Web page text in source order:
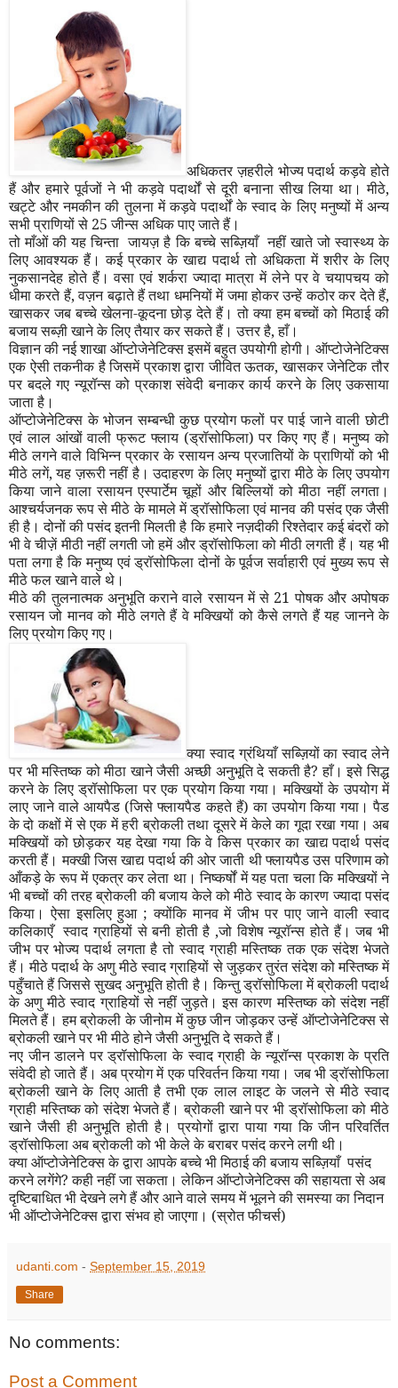
अधिकतरज़हरीले भोज्य पदार्थ कड़वे होते
हैं और हमारे पूर्वजों ने भी कड़वे पदार्थों से दूरी बनाना सीख लिया था। मीठे,
खट्टे और नमकीन की तुलना में कड़वे पदार्थों के स्वाद के लिए मनुष्यों में अन्य
सभी प्राणियों से 25जीन्स अधिक पाए जाते हैं।
तोमाँओं की यह चिन्ता जायज़ है कि बच्चे सब्ज़ियाँ नहीं खाते जो स्वास्थ्य के
लिए आवश्यक हैं। कई प्रकार के खाद्य पदार्थ तो अधिकता में शरीर के लिए
नुकसानदेह होते हैं। वसा एवं शर्करा ज्यादा मात्रा में लेने पर वे चयापचय को
धीमा करते हैं,वज़न बढ़ाते हैं तथा धमनियों में जमा होकर उन्हें कठोर कर देते हैं,
खासकर जब बच्चे खेलना-कूदना छोड़ देते हैं। तो क्या हम बच्चों को मिठाई की
बजाय सब्ज़ी खाने के लिए तैयार कर सकते हैं। उत्तर है,हाँ।
विज्ञान की नई शाखा ऑप्टोजेनेटिक्स इसमें बहुत उपयोगी होगी। ऑप्टोजेनेटिक्स
एक ऐसी तकनीक है जिसमें प्रकाश द्वारा जीवित ऊतक,खासकर जेनेटिक तौर
पर बदले गए न्यूरॉन्स को प्रकाश संवेदी बनाकर कार्य करने के लिए उकसाया
जाता है।
ऑप्टोजेनेटिक्स के भोजन सम्बन्धीकुछ प्रयोग फलों पर पाई जाने वाली छोटी
एवं लाल आंखों वाली फ्रूट फ्लाय (ड्रॉसोफिला) पर किए गए हैं। मनुष्य को
मीठे लगने वाले विभिन्न प्रकार के रसायन अन्य प्रजातियों के प्राणियों को भी
मीठे लगें,यह ज़रूरी नहीं है। उदाहरण के लिए मनुष्यों द्वारा मीठे के लिए उपयोग
किया जाने वाला रसायन एस्पार्टेम चूहों और बिल्लियों को मीठा नहीं लगता।
आश्चर्यजनक रूप से मीठे के मामले में ड्रॉसोफिला एवं मानव की पसंद एक जैसी
ही है। दोनों की पसंद इतनी मिलती है कि हमारे नज़दीकी रिश्तेदार कई बंदरों को
भी वे चीज़ें मीठी नहीं लगती जो हमें और ड्रॉसोफिला को मीठी लगती हैं। यह भी
पता लगा है कि मनुष्य एवं ड्रॉसोफिला दोनों के पूर्वज सर्वाहारी एवं मुख्य रूप से
मीठे फल खाने वाले थे।
मीठे की तुलनात्मक अनुभूति कराने वाले रसायन में से 21 पोषक और अपोषक
रसायन जो मानव को मीठे लगते हैं वे मक्खियों को कैसे लगते हैं यह जानने के
लिए प्रयोग किए गए।
क्या स्वाद ग्रंथियाँ सब्ज़ियों का स्वाद लेने
पर भी मस्तिष्क को मीठा खाने जैसी अच्छी अनुभूति दे सकती है?हाँ। इसे सिद्ध
करने के लिए ड्रॉसोफिला पर एक प्रयोग किया गया। मक्खियों के उपयोग में
लाए जाने वाले आयपैड (जिसे फ्लायपैड कहते हैं) का उपयोग किया गया। पैड
के दो कक्षों में से एक में हरी ब्रोकली तथा दूसरे में केले का गूदा रखा गया। अब
मक्खियों को छोड़कर यह देखा गया कि वे किस प्रकार का खाद्य पदार्थ पसंद
करती हैं। मक्खी जिस खाद्य पदार्थ की ओर जाती थी फ्लायपैड उस परिणाम को
आँकड़े के रूप में एकत्र कर लेता था। निष्कर्षों में यह पता चला कि मक्खियों ने
भी बच्चों की तरह ब्रोकली की बजाय केले को मीठे स्वाद के कारण ज्यादा पसंद
किया। ऐसा इसलिए हुआ ;क्योंकि मानव में जीभ पर पाए जाने वाली स्वाद
कलिकाएँ स्वाद ग्राहियों से बनी होती है ,जो विशेष न्यूरॉन्स होते हैं। जब भी
जीभ पर भोज्य पदार्थ लगता है तो स्वाद ग्राही मस्तिष्क तक एक संदेश भेजते
हैं। मीठे पदार्थ के अणु मीठे स्वाद ग्राहियों से जुड़कर तुरंत संदेश को मस्तिष्क में
पहुँचाते हैं जिससे सुखद अनुभूति होती है। किन्तुड्रॉसोफिला में ब्रोकली पदार्थ
के अणु मीठे स्वाद ग्राहियों से नहीं जुड़ते। इस कारण मस्तिष्क को संदेश नहीं
मिलते हैं। हम ब्रोकली के जीनोम में कुछ जीन जोड़कर उन्हें ऑप्टोजेनेटिक्स से
ब्रोकली खाने पर भी मीठे होने जैसी अनुभूति दे सकते हैं।
नए जीन डालने पर ड्रॉसोफिला के स्वाद ग्राही के न्यूरॉन्स प्रकाश के प्रति
संवेदी हो जाते हैं। अब प्रयोग में एक परिवर्तन किया गया। जब भी ड्रॉसोफिला
ब्रोकली खाने के लिए आती है तभी एक लाल लाइट के जलने से मीठे स्वाद
ग्राही मस्तिष्क को संदेश भेजते हैं। ब्रोकली खाने पर भी ड्रॉसोफिला को मीठे
खाने जैसी ही अनुभूति होती है। प्रयोगों द्वारा पाया गया कि जीन परिवर्तित
ड्रॉसोफिला अब ब्रोकली को भी केले के बराबर पसंद करने लगी थी।
क्या ऑप्टोजेनेटिक्स के द्वारा आपके बच्चे भी मिठाई की बजाय सब्ज़ियाँ पसंद
करने लगेंगे?कही नहीं जा सकता। लेकिन ऑप्टोजेनेटिक्स की सहायता से अब
दृष्टिबाधित भी देखने लगे हैं और आने वाले समय में भूलने की समस्या का निदान
भी ऑप्टोजेनेटिक्स द्वारा संभव हो जाएगा। (स्रोत फीचर्स)
udanti.com - September 15, 2019
Share
No comments:
Post a Comment